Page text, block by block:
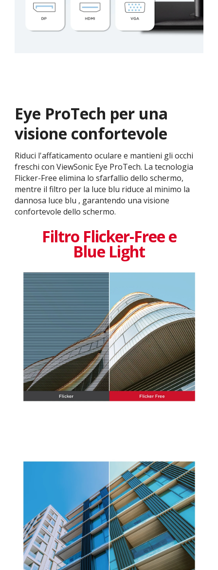
Eye ProTech per una
visione confortevole
Riduci l'affaticamento oculare e mantieni gli occhi
freschi con ViewSonic Eye ProTech. La tecnologia
Flicker-Free elimina lo sfarfallio dello schermo,
mentre il filtro per la luce blu riduce al minimo la
dannosa luce blu , garantendo una visione
confortevole dello schermo.
Filtro Flicker-Free e
Blue Light